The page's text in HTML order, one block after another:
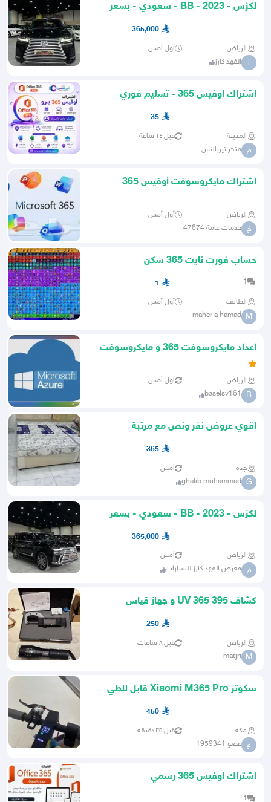
لكزس - 2023 - BB - سعودي - بسعر
365,000
الرياض أول أمس
ا الفهد كارز
اشتراك اوفيس 365 - تسليم فوري
35
المدينة قبل ١٤ ساعة
م متجر ثيربانتس
اشتراك مايكروسوفت أوفيس 365
الرياض أول أمس
خ خدمات عامة 47674
حساب فورت نايت 365 سكن
1
1
الطايف أول أمس
M
maher a hamad
اعداد مايكروسوفت 365 و مايكروسوفت
AZURE
الرياض أول أمس
B
baselsv161
اقوي عروض نفر ونص مع مرتبة
365
جده أمس
G
ghalib muhammad
لكزس - 2023 - BB - سعودي - بسعر
365,000
الرياض أمس
م معرض الفهد كارز للسيارات
كشاف UV 365 395 و جهاز قياس
إلكتروني لقياس خرز السبح.
250
الرياض قبل ٨ ساعات
M
matjri
سكوتر Xiaomi M365 Pro قابل للطي
450
مكه قبل ٣٥ دقيقة
ع عضو 1959341
اشتراك اوفيس 365 رسمي
1